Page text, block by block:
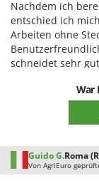
Unger
V
Verdemax
W
Waldner
Weber
Nachdem ich
entschied ich
Arbeiten ohne
schneidet sehr
getestet und die
Gewicht ist bei
angegeben liegt
War
Guido G.Roma
Von AgriEuro